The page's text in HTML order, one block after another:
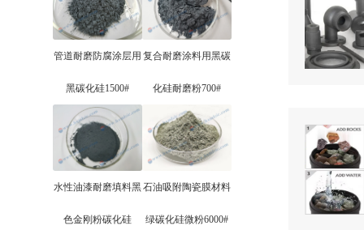
管道耐磨防腐涂层用
黑碳化硅1500#
复合耐磨涂料用黑碳
化硅耐磨粉700#
水性油漆耐磨填料黑
色金刚粉碳化硅
石油吸附陶瓷膜材料
绿碳化硅微粉6000#